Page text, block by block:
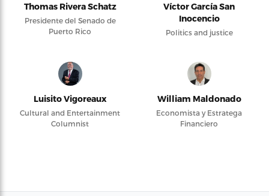
Thomas Rivera Schatz
Presidente del Senado de
Puerto Rico
Víctor García San
Inocencio
Politics and justice
Luisito Vigoreaux
Cultural and Entertainment
Columnist
William Maldonado
Economista y Estratega
Financiero